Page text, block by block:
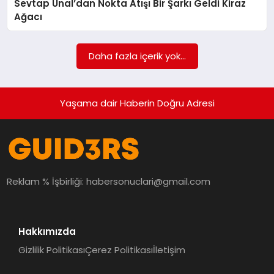
MAGAZIN
Sevtap Ünal’dan Nokta Atışı Bir Şarkı Geldi Kiraz
Ağacı
Daha fazla içerik yok...
Yaşama dair Haberin Doğru Adresi
Reklam % İşbirliği:habersonuclari@gmail.com
Hakkımızda
Gizlilik PolitikasıÇerez Politikasıİletişim